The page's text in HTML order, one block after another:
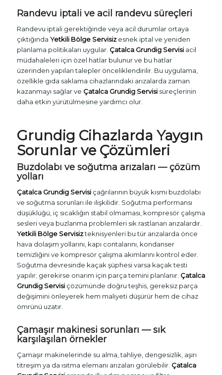
Randevu iptali ve acil randevu süreçleri
Randevu iptali gerektiğinde veya acil durumlar ortaya
çıktığında Yetkili Bölge Servisizesnek iptal ve yeniden
planlama politikaları uygular. Çatalca Grundig Servisiacil
müdahaleleri için özel hatlar bulunur ve bu hatlar
üzerinden yapılan talepler önceliklendirilir. Bu uygulama,
özellikle gıda saklama cihazlarındaki arızalarda zaman
kazanmayı sağlar ve Çatalca Grundig Servisisüreçlerinin
daha etkin yürütülmesine yardımcı olur.
Grundig Cihazlarda Yaygın
Sorunlar ve Çözümleri
Buzdolabı ve soğutma arızaları — çözüm
yolları
Çatalca Grundig Servisiçağrılarının büyük kısmı buzdolabı
ve soğutma sorunları ile ilişkilidir. Soğutma performansı
düşüklüğü, iç sıcaklığın stabil olmaması, kompresör çalışma
sesleri veya buzlanma problemleri sık rastlanan arızalardır.
Yetkili Bölge Servisizteknisyenleri bu tür arızalarda önce
hava dolaşım yollarını, kapı contalarını, kondanser
temizliğini ve kompresör çalışma akımlarını kontrol eder.
Soğutma devresinde kaçak şüphesi varsa kaçak testi
yapılır; gerekirse onarım için parça temini planlanır. Çatalca
Grundig Servisiçözümünde doğru teşhis, gereksiz parça
değişimini önleyerek hem maliyeti düşürür hem de cihaz
ömrünü uzatır.
Çamaşır makinesi sorunları — sık
karşılaşılan örnekler
Çamaşır makinelerinde su alma, tahliye, dengesizlik, aşırı
titreşim ya da ısıtma elemanı arızaları görülebilir. Çatalca